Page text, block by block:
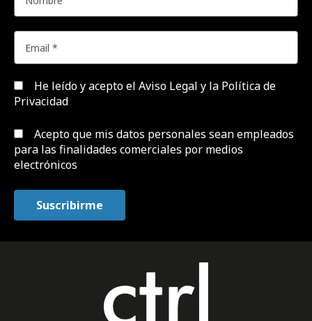
He leído y acepto el Aviso Legal y la Política de
Privacidad
Acepto que mis datos personales sean empleados
para las finalidades comerciales por medios
electrónicos